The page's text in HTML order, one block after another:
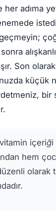
adıma
Son
küçük
bir
hem
olarak